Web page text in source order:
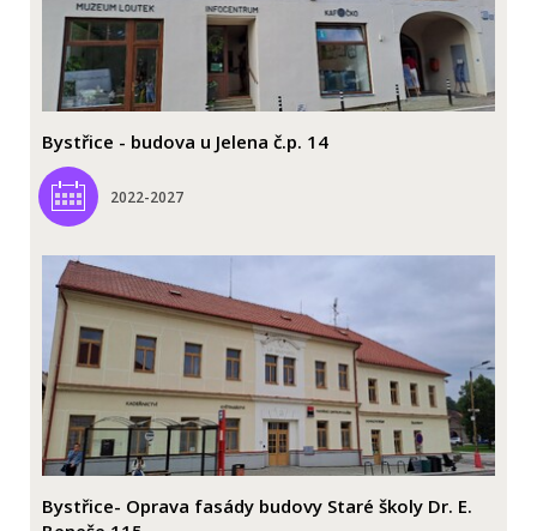
Bystřice - budova u Jelena č.p. 14
2022-2027
Bystřice- Oprava fasády budovy Staré školy Dr. E.